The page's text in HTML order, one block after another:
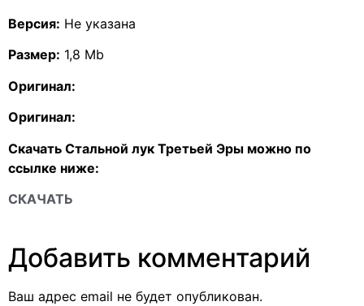
Версия: Не указана
Размер: 1,8 Mb
Оригинал:
Оригинал:
Скачать Стальной лук Третьей Эры можно по
ссылке ниже:
СКАЧАТЬ
Добавить комментарий
Ваш адрес email не будет опубликован.